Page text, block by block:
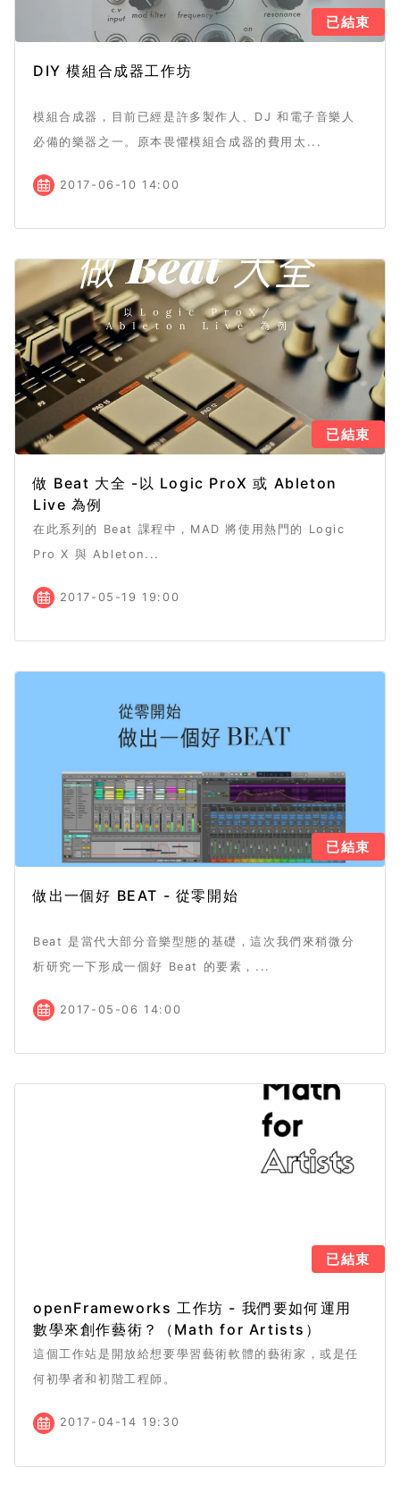
已結束
DIY 模組合成器工作坊
模組合成器，目前已經是許多製作人、DJ 和電子音樂人
必備的樂器之一。原本畏懼模組合成器的費用太...
2017-06-10 14:00
已結束
做 Beat 大全 -以 Logic ProX 或 Ableton
Live 為例
在此系列的 Beat 課程中，MAD 將使用熱門的 Logic
Pro X 與 Ableton...
2017-05-19 19:00
已結束
做出一個好 BEAT - 從零開始
Beat 是當代大部分音樂型態的基礎，這次我們來稍微分
析研究一下形成一個好 Beat 的要素，...
2017-05-06 14:00
已結束
openFrameworks 工作坊 - 我們要如何運用
數學來創作藝術？（Math for Artists）
這個工作站是開放給想要學習藝術軟體的藝術家，或是任
何初學者和初階工程師。
2017-04-14 19:30